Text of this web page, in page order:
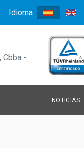
Idioma
Cbba -
NOTICIAS